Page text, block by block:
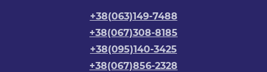
+38(063)149-7488
+38(067)308-8185
+38(095)140-3425
+38(067)856-2328